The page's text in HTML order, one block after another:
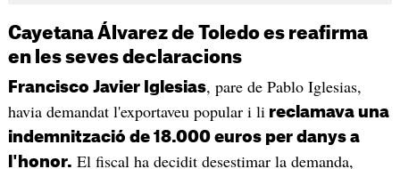
Cayetana Álvarez de Toledo es reafirma
en les seves declaracions
Francisco Javier Iglesias, pare de Pablo Iglesias,
havia demandat l'exportaveu popular i li reclamava una
indemnització de 18.000 euros per danys a
l'honor. El fiscal ha decidit desestimar la demanda,